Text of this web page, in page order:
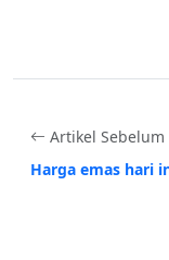
Artikel Sebelum
Harga emas hari